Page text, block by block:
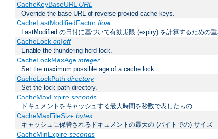
CacheKeyBaseURL URL
Override the base URL of reverse proxied cache keys.
CacheLastModifiedFactor float
LastModified の日付に基づいて有効期限 (expiry) を計算するための
CacheLock on|off
Enable the thundering herd lock.
CacheLockMaxAge integer
Set the maximum possible age of a cache lock.
CacheLockPath directory
Set the lock path directory.
CacheMaxExpire seconds
ドキュメントをキャッシュする最大時間を秒数で表したもの
CacheMaxFileSize bytes
キャッシュに保管されるドキュメントの最大の (バイトでの) サイズ
CacheMinExpire seconds